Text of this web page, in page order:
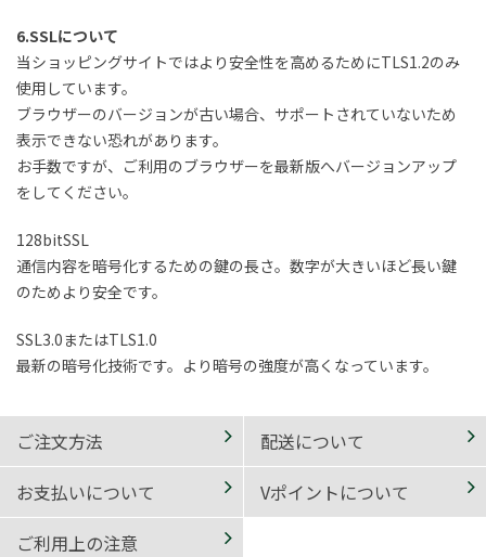
6.SSLについて
当ショッピングサイトではより安全性を高めるためにTLS1.2のみ
使用しています。
ブラウザーのバージョンが古い場合、サポートされていないため
表示できない恐れがあります。
お手数ですが、ご利用のブラウザーを最新版へバージョンアップ
をしてください。
128bitSSL
通信内容を暗号化するための鍵の長さ。数字が大きいほど長い鍵
のためより安全です。
SSL3.0またはTLS1.0
最新の暗号化技術です。より暗号の強度が高くなっています。
ご注文方法
配送について
お支払いについて
Vポイントについて
ご利用上の注意